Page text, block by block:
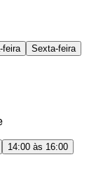
feira
Sexta-feira
14:00 às 16:00